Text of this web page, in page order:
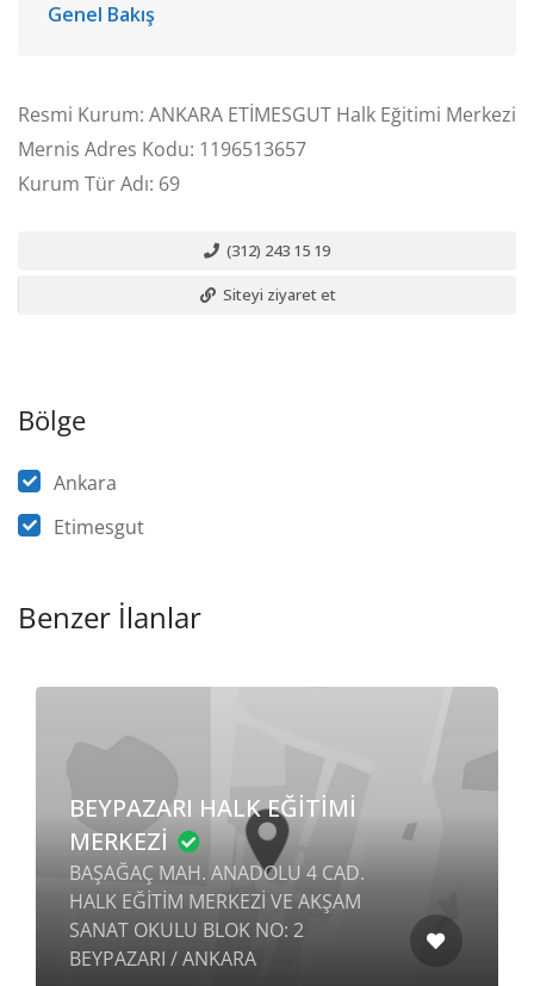
Genel Bakış
Resmi Kurum: ANKARA ETİMESGUT Halk Eğitimi Merkezi
Mernis Adres Kodu: 1196513657
Kurum Tür Adı: 69
(312) 243 15 19
Siteyi ziyaret et
Bölge
Ankara
Etimesgut
Benzer İlanlar
BEYPAZARI HALK EĞİTİMİ
MERKEZİ
BAŞAĞAÇ MAH. ANADOLU 4 CAD.
HALK EĞİTİM MERKEZİ VE AKŞAM
SANAT OKULU BLOK NO: 2
BEYPAZARI / ANKARA